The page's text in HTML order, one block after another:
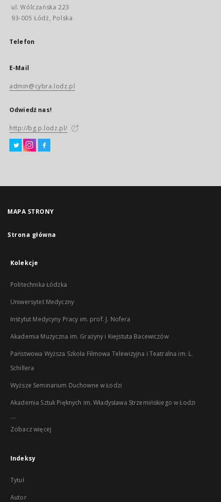
ul. Wólczańska 223
93-005 Łódź, Polska
Telefon
E-Mail
admin@cybra.lodz.pl
Odwiedź nas!
http://bg.p.lodz.pl/
MAPA STRONY
Strona główna
Kolekcje
Politechnika Łódzka
Uniwersytet Medyczny
Instytut Medycyny Pracy im. prof. J. Nofera
Akademia Muzyczna im. Grażyny i Kiejstuta Bacewiczów
Państwowa Wyższa Szkoła Filmowa Telewizyjna i Teatralna im. L.
Schillera
Wyższe Seminarium Duchowne w Łodzi
Akademia Sztuk Pięknych im. Władysława Strzemińskiego w Łodzi
...
Zobacz więcej
Indeksy
Tytuł
Autor